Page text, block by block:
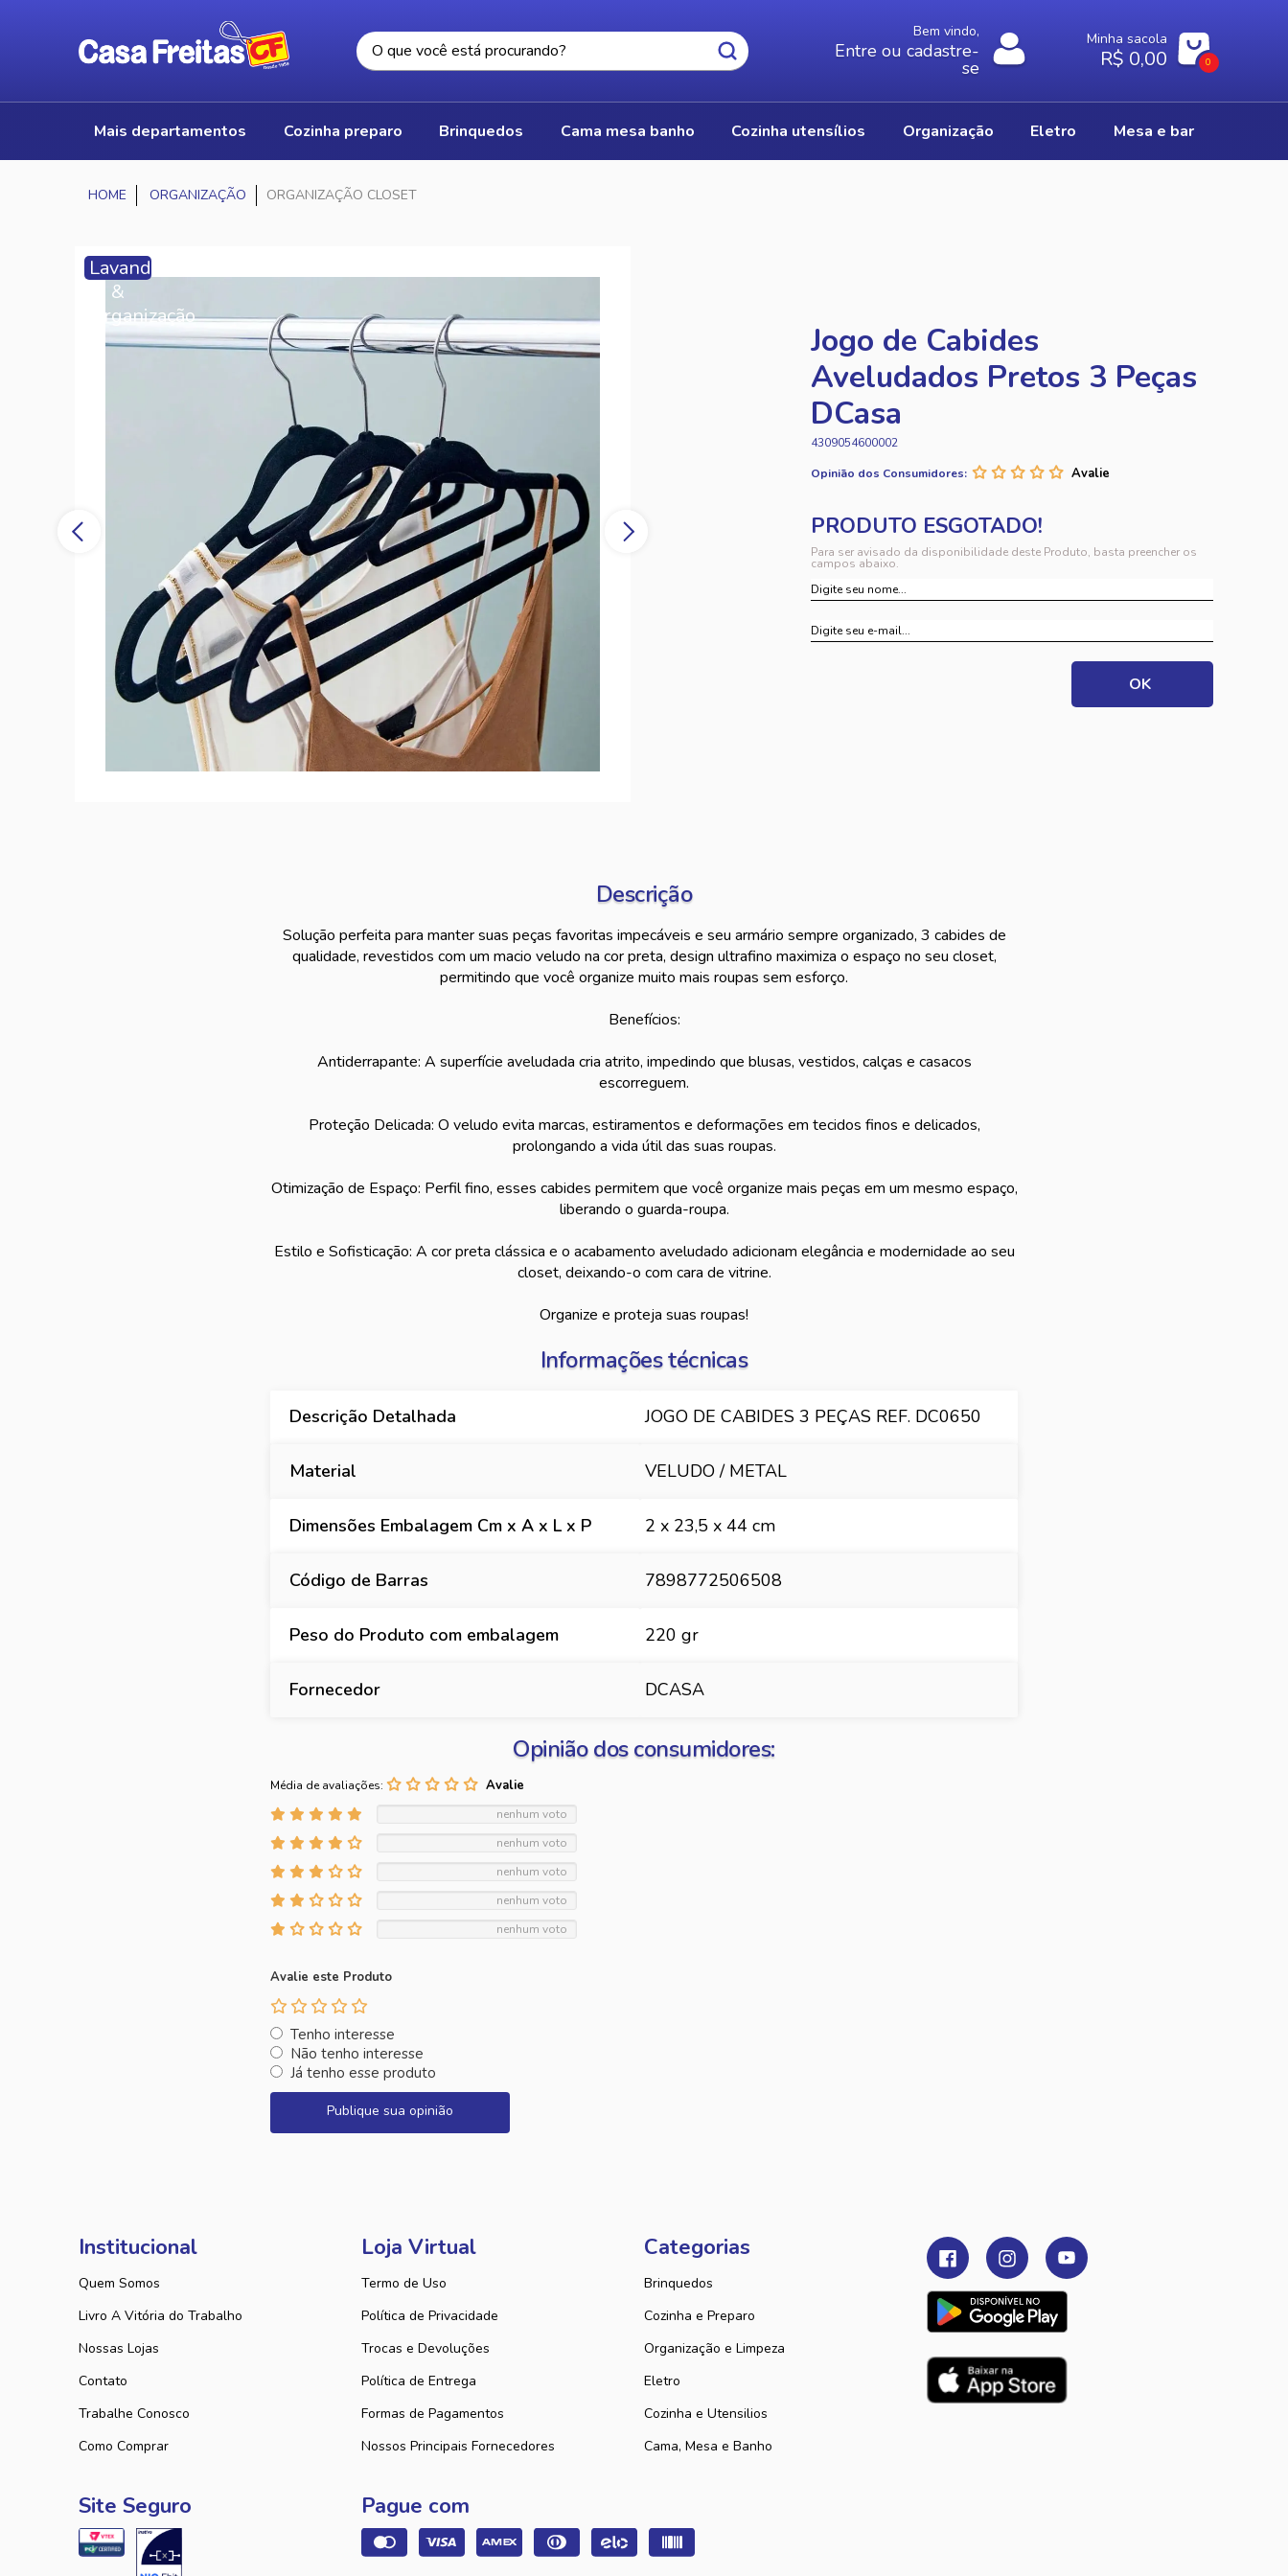
Bem vindo,
Entre ou cadastre-
se
Minha sacola
R$ 0,00 0
mais departamentos cozinha preparo brinquedos cama mesa banho cozinha utensílios organização eletro mesa e bar
ORGANIZAÇÃO ORGANIZAÇÃO CLOSET
Lavanderia
&
Organização
Jogo de Cabides
Aveludados Pretos 3 Peças
DCasa
4309054600002
Opinião dos Consumidores:
Para ser avisado da disponibilidade deste Produto, basta preencher os
campos abaixo.
Descrição
Solução perfeita para manter suas peças favoritas impecáveis e seu armário sempre organizado, 3 cabides de
qualidade, revestidos com um macio veludo na cor preta, design ultrafino maximiza o espaço no seu closet,
permitindo que você organize muito mais roupas sem esforço.
Benefícios:
Antiderrapante: A superfície aveludada cria atrito, impedindo que blusas, vestidos, calças e casacos
escorreguem.
Proteção Delicada: O veludo evita marcas, estiramentos e deformações em tecidos finos e delicados,
prolongando a vida útil das suas roupas.
Otimização de Espaço: Perfil fino, esses cabides permitem que você organize mais peças em um mesmo espaço,
liberando o guarda-roupa.
Estilo e Sofisticação: A cor preta clássica e o acabamento aveludado adicionam elegância e modernidade ao seu
closet, deixando-o com cara de vitrine.
Organize e proteja suas roupas!
Informações técnicas
Descrição Detalhada JOGO DE CABIDES 3 PEÇAS REF. DC0650
Material VELUDO / METAL
Dimensões Embalagem Cm x A x L x P 2 x 23,5 x 44 cm
Código de Barras 7898772506508
Peso do Produto com embalagem 220 gr
Fornecedor DCASA
Opinião dos consumidores:
Média de avaliações:
nenhum voto
nenhum voto
nenhum voto
nenhum voto
nenhum voto
Avalie este Produto
Tenho interesse
Não tenho interesse
Já tenho esse produto
Publique sua opinião
Institucional
Quem Somos
Livro A Vitória do Trabalho
Nossas Lojas
Contato
Trabalhe Conosco
Como Comprar
Loja Virtual
Termo de Uso
Política de Privacidade
Trocas e Devoluções
Política de Entrega
Formas de Pagamentos
Nossos Principais Fornecedores
Categorias
Brinquedos
Cozinha e Preparo
Organização e Limpeza
Eletro
Cozinha e Utensilios
Cama, Mesa e Banho
Site Seguro Pague com